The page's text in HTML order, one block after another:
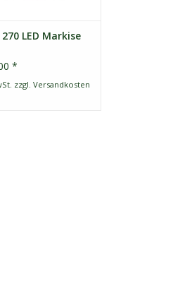
LED Markise
*
zzgl. Versandkosten